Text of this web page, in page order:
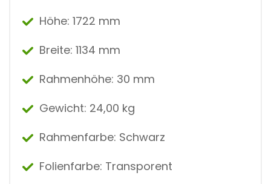
Höhe: 1722 mm
Breite: 1134 mm
Rahmenhöhe: 30 mm
Gewicht: 24,00 kg
Rahmenfarbe: Schwarz
Folienfarbe: Transporent